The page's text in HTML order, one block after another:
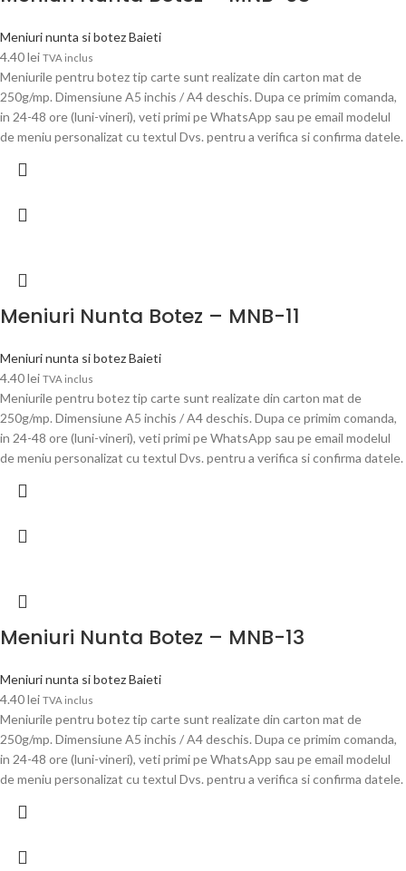
Meniuri nunta si botez Baieti
4.40lei TVA inclus
Meniurile pentru botez tip carte sunt realizate din carton mat de
250g/mp. Dimensiune A5 inchis / A4 deschis. Dupa ce primim comanda,
in 24-48 ore (luni-vineri), veti primi pe WhatsApp sau pe email modelul
de meniu personalizat cu textul Dvs. pentru a verifica si confirma datele.
Meniuri Nunta Botez – MNB-11
Meniuri nunta si botez Baieti
4.40lei TVA inclus
Meniurile pentru botez tip carte sunt realizate din carton mat de
250g/mp. Dimensiune A5 inchis / A4 deschis. Dupa ce primim comanda,
in 24-48 ore (luni-vineri), veti primi pe WhatsApp sau pe email modelul
de meniu personalizat cu textul Dvs. pentru a verifica si confirma datele.
Meniuri Nunta Botez – MNB-13
Meniuri nunta si botez Baieti
4.40lei TVA inclus
Meniurile pentru botez tip carte sunt realizate din carton mat de
250g/mp. Dimensiune A5 inchis / A4 deschis. Dupa ce primim comanda,
in 24-48 ore (luni-vineri), veti primi pe WhatsApp sau pe email modelul
de meniu personalizat cu textul Dvs. pentru a verifica si confirma datele.